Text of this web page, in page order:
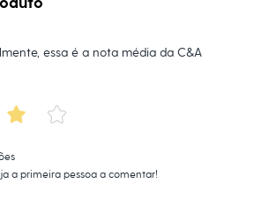
essa é a nota média da C&A
a primeira pessoa a comentar!